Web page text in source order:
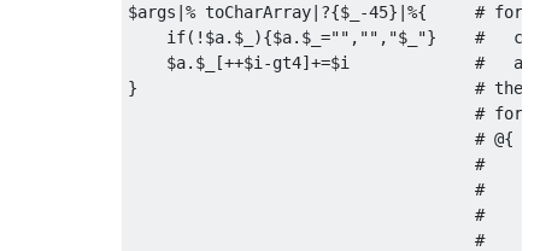
$args |% toCharArray |?{$_ -45}|%{
# for
if(! $a. $_ ){$a. $_ ="" , "" , "$_"}
#
    $a
. $_ [++$i -gt4]+=$i #
}
# the
# for
# @{
#
#
#
#